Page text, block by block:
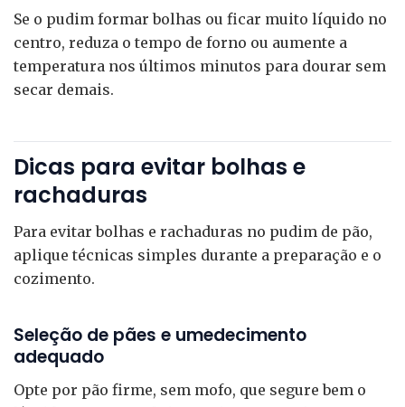
Se o pudim formar bolhas ou ficar muito líquido no
centro, reduza o tempo de forno ou aumente a
temperatura nos últimos minutos para dourar sem
secar demais.
Dicas para evitar bolhas e
rachaduras
Para evitar bolhas e rachaduras no pudim de pão,
aplique técnicas simples durante a preparação e o
cozimento.
Seleção de pães e umedecimento
adequado
Opte por pão firme, sem mofo, que segure bem o